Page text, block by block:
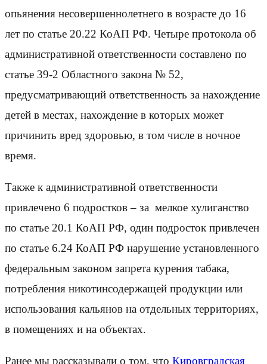
опьянения несовершеннолетнего в возрасте до 16
лет по статье 20.22 КоАП РФ. Четыре протокола об
административной ответственности составлено по
статье 39-2 Областного закона № 52,
предусматривающий ответственность за нахождение
детей в местах, нахождение в которых может
причинить вред здоровью, в том числе в ночное
время.
Также к административной ответственности
привлечено 6 подростков – за мелкое хулиганство
по статье 20.1 КоАП РФ, один подросток привлечен
по статье 6.24 КоАП РФ нарушение установленного
федеральным законом запрета курения табака,
потребления никотинсодержащей продукции или
использования кальянов на отдельных территориях,
в помещениях и на объектах.
Ранее мы рассказывали о том, что Кировградская